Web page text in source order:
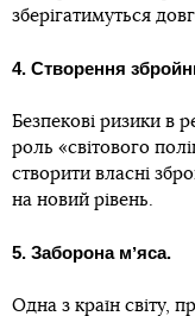
зберігатимуться
4. Створення
Безпекові ризики в
роль «світового
створити власні
на новий рівень.
5. Заборона мʼяса.
Одна з країн світу,